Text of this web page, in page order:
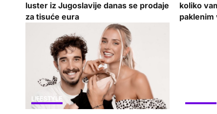
luster iz Jugoslavije danas se prodaje
za tisuće eura
koliko
paklenim
LIFESTYLE